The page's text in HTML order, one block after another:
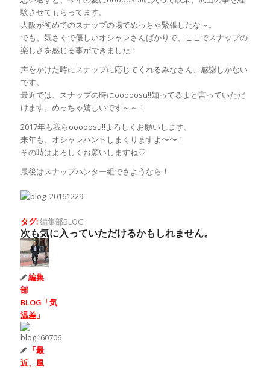
験させてもらってます。
大阪が初めてのスナップの場でめっちゃ緊張したな～。
でも、気さくで優しいオシャレさんばかりで、ここでスナップの
楽しさを感じる事ができました！
声をかけた時にスナップに応じてくれるみなさん、感謝しかない
です。
最近では、スナップの時にooooosu!!知ってるよと言っていただ
けます。めっちゃ嬉しいです～～！
2017年も我らooooosu!!よろしくお願いします。
来年も、オシャレハントしまくりますよ〜〜！
その時はよろしくお願いしますね♡
最後はスナップハンター組でさようなら！
タグ:編集部BLOG
次も気に入っていただけるかもしれません。
編集
部
BLOG「気
温差」
「最
近、風